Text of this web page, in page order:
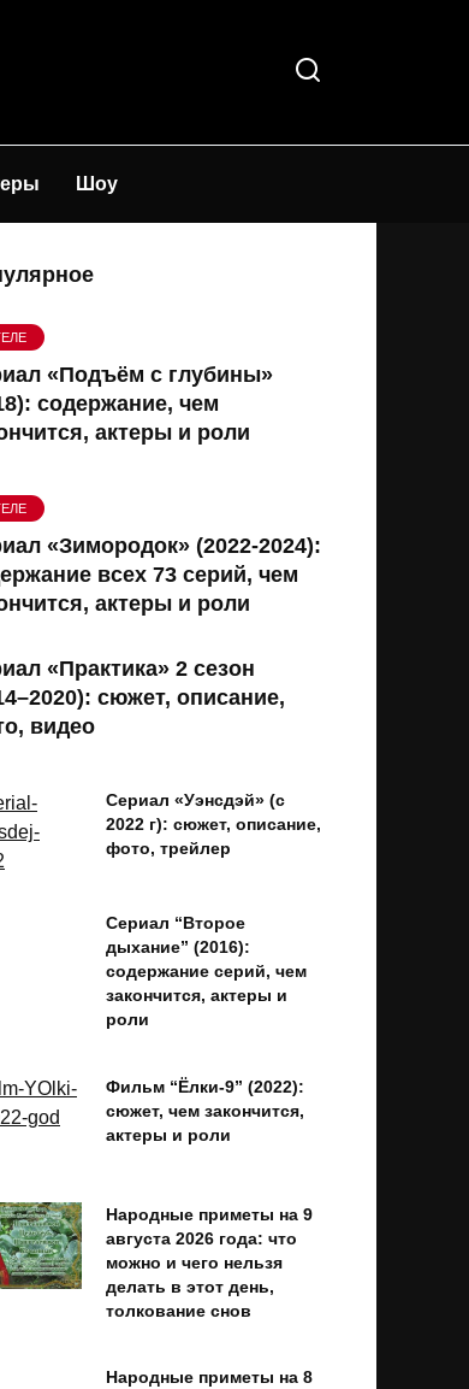
Шоу
«Подъём с глубины»
содержание, чем
актеры и роли
«Зимородок» (2022-2024):
всех 73 серий, чем
актеры и роли
«Практика» 2 сезон
сюжет, описание,
видео
Сериал «Уэнсдэй» (с
2022 г): сюжет, описание,
фото, трейлер
Сериал “Второе
дыхание” (2016):
содержание серий, чем
закончится, актеры и
роли
Фильм “Ёлки-9” (2022):
сюжет, чем закончится,
актеры и роли
Народные приметы на 9
августа 2026 года: что
можно и чего нельзя
делать в этот день,
толкование снов
Народные приметы на 8